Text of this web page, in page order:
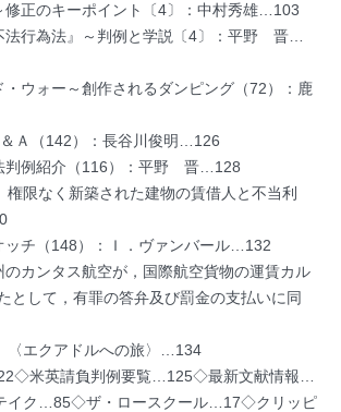
修正のキーポイント〔4〕：中村秀雄…103
法行為法』～判例と学説〔4〕：平野 晋…
ウォー～創作されるダンピング（72）：鹿
Ａ（142）：長谷川俊明…126
判例紹介（116）：平野 晋…128
権限なく新築された建物の賃借人と不当利
ッチ（148）：Ｉ．ヴァンバール…132
カンタス航空が，国際航空貨物の運賃カル
として，有罪の答弁及び罰金の支払いに同
〈エクアドルへの旅〉…134
米英請負判例要覧…125◇最新文献情報…
イク…85◇ザ・ロースクール…17◇クリッピ